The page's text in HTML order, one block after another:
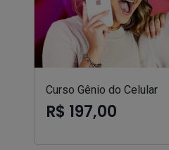
Curso Gênio do Celular
R$ 197,00